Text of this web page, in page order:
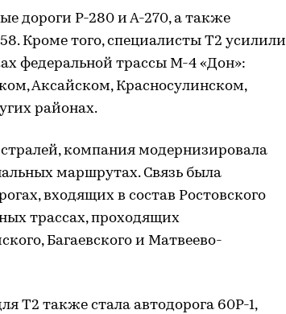
дороги Р-280 и А-270, а также
Кроме того, специалисты T2 усилили
федеральной трассы М-4 «Дон»:
Аксайском, Красносулинском,
районах.
компания модернизировала
маршрутах. Связь была
входящих в состав Ростовского
трассах, проходящих
Багаевского и Матвеево-
T2 также стала автодорога 60Р-1,